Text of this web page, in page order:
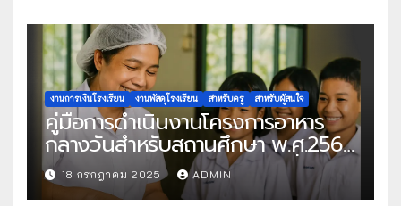
งานการเงินโรงเรียน งานพัสดุโรงเรียน สำหรับครู สำหรับผู้สนใจ
คู่มือการดำเนินงานโครงการอาหาร
กลางวันสำหรับสถานศึกษา พ.ศ.2568
แนวทางครบถ้วนสู่การจัดการที่มี
ประสิทธิภาพ
18 กรกฎาคม 2025 ADMIN